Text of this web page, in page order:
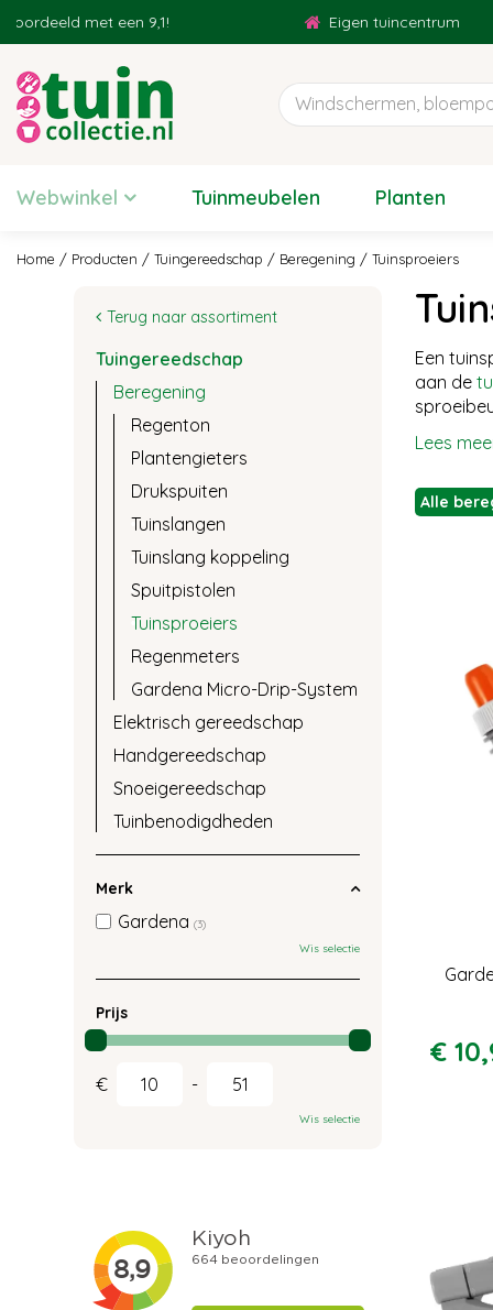
Home Producten Tuingereedschap Beregening Tuinsproeiers
met een 9,1! Eigen tuincentrum
Webwinkel Tuinmeubelen Planten
Een
aan de
Lees
Alle
€ 10,
Terug naar assortiment
Tuingereedschap
Beregening
Regenton
Plantengieters
Drukspuiten
Tuinslangen
Tuinslang koppeling
Spuitpistolen
Tuinsproeiers
Regenmeters
Gardena Micro-Drip-System
Elektrisch gereedschap
Handgereedschap
Snoeigereedschap
Tuinbenodigdheden
Merk
Gardena (3)
Wis selectie
Prijs
€ -
Wis selectie